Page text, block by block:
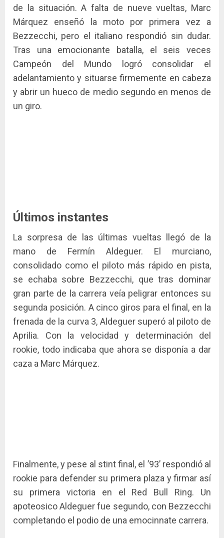
de la situación. A falta de nueve vueltas, Marc
Márquez enseñó la moto por primera vez a
Bezzecchi, pero el italiano respondió sin dudar.
Tras una emocionante batalla, el seis veces
Campeón del Mundo logró consolidar el
adelantamiento y situarse firmemente en cabeza
y abrir un hueco de medio segundo en menos de
un giro.
Últimos instantes
La sorpresa de las últimas vueltas llegó de la
mano de Fermín Aldeguer. El murciano,
consolidado como el piloto más rápido en pista,
se echaba sobre Bezzecchi, que tras dominar
gran parte de la carrera veía peligrar entonces su
segunda posición. A cinco giros para el final, en la
frenada de la curva 3, Aldeguer superó al piloto de
Aprilia. Con la velocidad y determinación del
rookie, todo indicaba que ahora se disponía a dar
caza a Marc Márquez.
Finalmente, y pese al stint final, el ’93’ respondió al
rookie para defender su primera plaza y firmar así
su primera victoria en el Red Bull Ring. Un
apoteosico Aldeguer fue segundo, con Bezzecchi
completando el podio de una emocinnate carrera.